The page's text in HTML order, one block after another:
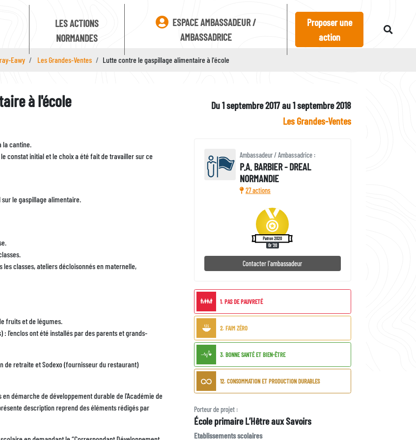
LES ACTIONS
NORMANDES
ESPACE AMBASSADEUR /
AMBASSADRICE
Proposer une
action
Eawy Les Grandes-Ventes Lutte contre le gaspillage alimentaire à l'école
à l'école
Du 1 septembre 2017 au 1 septembre 2018
Les Grandes-Ventes
la cantine.
constat initial et le choix a été fait de travailler sur ce
le gaspillage alimentaire.
les classes, ateliers décloisonnés en maternelle,
fruits et de légumes.
l’enclos ont été installés par des parents et grands-
de retraite et Sodexo (fournisseur du restaurant)
démarche de développement durable de l'Académie de
description reprend des éléments rédigés par
Ambassadeur / Ambassadrice :
P.A. BARBIER - DREAL
NORMANDIE
27 actions
Patron 2020
Or '20
Contacter l'ambassadeur
ODD
liés
1. PAS DE PAUVRETÉ
2. FAIM ZÉRO
3. BONNE SANTÉ ET BIEN-ÊTRE
12. CONSOMMATION ET PRODUCTION DURABLES
Porteur
de
projet
Porteur de projet :
École primaire L’Hêtre aux Savoirs
Type
Etablissements scolaires